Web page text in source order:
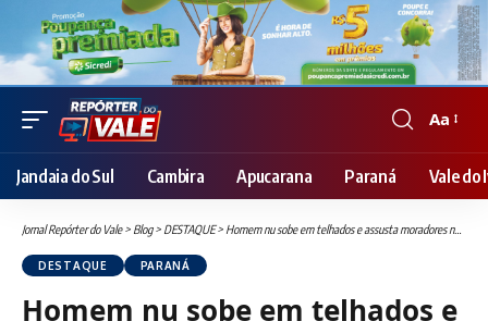
Font
Resizer
Aa
Jandaia do Sul Cambira Apucarana Paraná Vale do
Jornal Repórter do Vale> Blog> DESTAQUE> Homem nu sobe em telhados e assusta moradores no Paraná
DESTAQUE PARANÁ
Homem nu sobe em telhados e